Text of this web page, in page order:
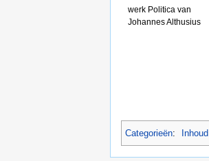
werk Politica van
Johannes Althusius
Categorieën: Inhoud